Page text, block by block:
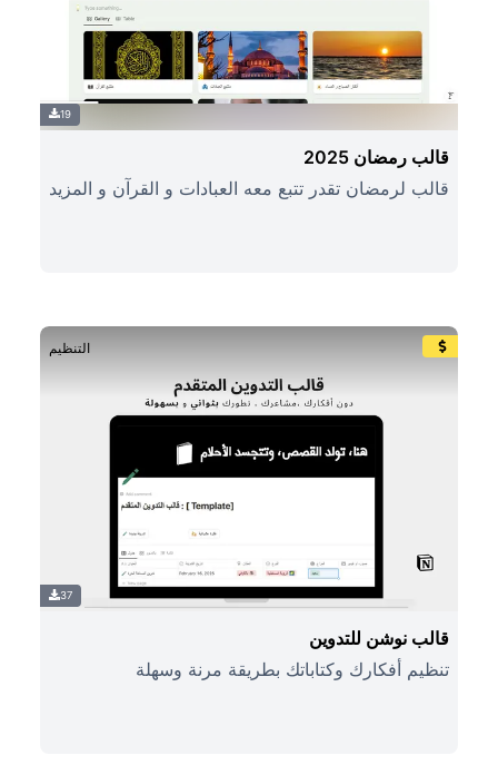
19
قالب رمضان 2025
قالب لرمضان تقدر تتبع معه العبادات و القرآن و المزيد
التنظيم
37
قالب نوشن للتدوين
تنظيم أفكارك وكتاباتك بطريقة مرنة وسهلة